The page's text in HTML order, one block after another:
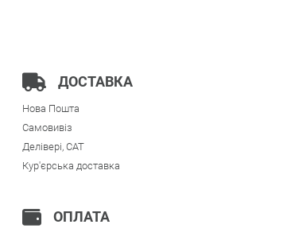
ДОСТАВКА
Нова Пошта
Самовивіз
Делівері, CAT
Кур'єрська доставка
ОПЛАТА